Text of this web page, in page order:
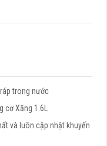
ráp trong nước
cơ Xăng 1.6L
và luôn cập nhật khuyến